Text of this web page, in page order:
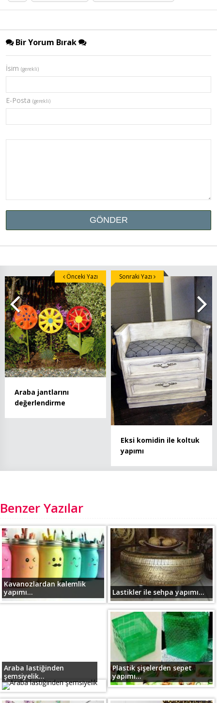
Bir Yorum Bırak
İsim (gerekli)
E-Posta (gerekli)
Araba jantlarını
değerlendirme
Önceki Yazı
Eksi komidin ile koltuk
yapımı
Sonraki Yazı
Benzer Yazılar
Kavanozlardan kalemlik
yapımı...
Lastikler ile sehpa yapımı...
Araba lastiğinden
şemsiyelik...
Plastik şişelerden sepet
yapımı...